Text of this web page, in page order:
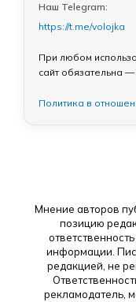
Наш Telegram:
https://t.me/volojka
При любом
сайт обязательна —
Политика в
Мнение авторов
позицию
информации.
редакцией, не
рекламодатель,